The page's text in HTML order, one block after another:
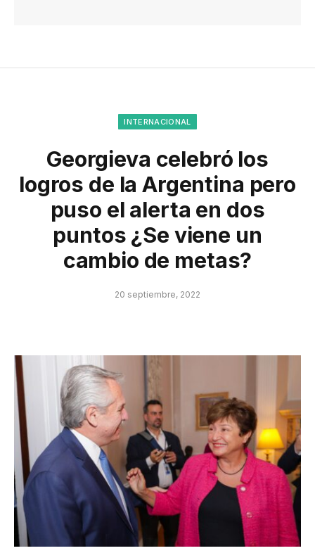
INTERNACIONAL
Georgieva celebró los
logros de la Argentina pero
puso el alerta en dos
puntos ¿Se viene un
cambio de metas?
20 septiembre, 2022